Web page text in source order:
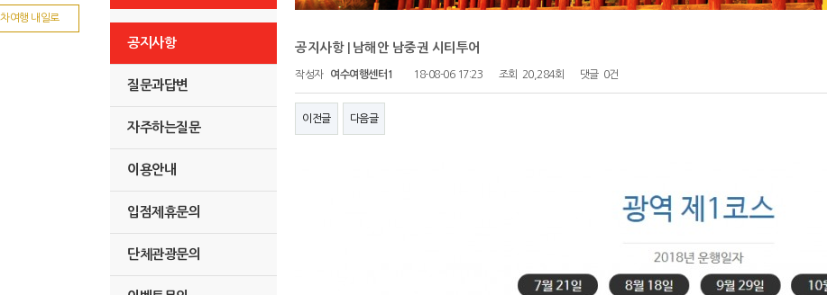
여행 내일로
공지사항
질문과답변
자주하는질문
이용안내
입점제휴문의
단체관광문의
공지사항 | 남해안 남중권 시티투어
작성자 여수여행센터1 18-08-06 17:23 조회 20,284회 댓글 0건
이전글 다음글